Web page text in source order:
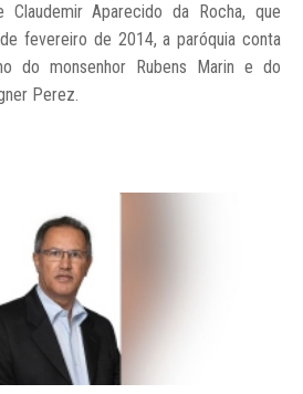
Aparecido da Rocha, que
fevereiro de 2014, a paróquia conta
do monsenhor Rubens Marin e do
Perez.